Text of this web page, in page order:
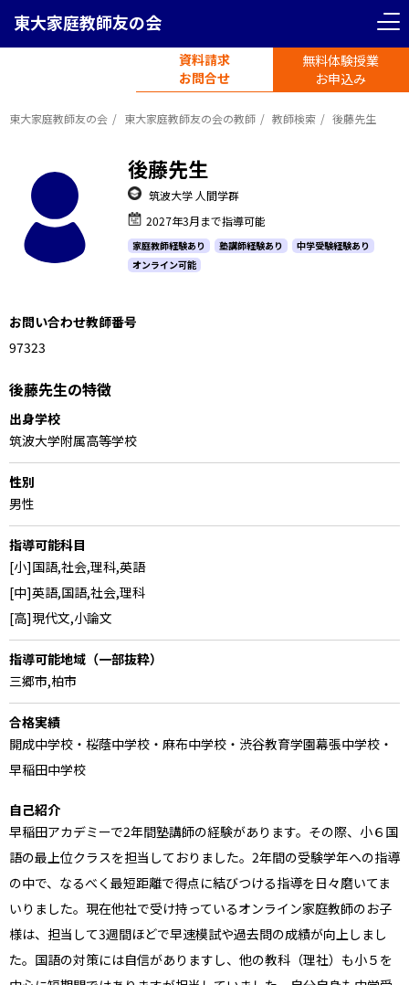
東大家庭教師友の会
資料請求
お問合せ
無料体験授業
お申込み
東大家庭教師友の会 東大家庭教師友の会の教師 教師検索 後藤先生
後藤先生
筑波大学 人間学群
2027年3月まで指導可能
家庭教師経験あり 塾講師経験あり
中学受験経験あり
オンライン可能
お問い合わせ教師番号
987323
後藤先生の特徴
出身学校
筑波大学附属高等学校
性別
男性
指導可能科目
[小]国語,社会,理科,英語
[中]英語,国語,社会,理科
[高]現代文,小論文
指導可能地域（一部抜粋）
三郷市,柏市
合格実績
開成中学校・桜蔭中学校・麻布中学校・渋谷教育学園幕張中学校・
早稲田中学校
自己紹介
早稲田アカデミーで2年間塾講師の経験があります。その際、小６国
語の最上位クラスを担当しておりました。2年間の受験学年への指導
の中で、なるべく最短距離で得点に結びつける指導を日々磨いてま
いりました。現在他社で受け持っているオンライン家庭教師のお子
様は、担当して3週間ほどで早速模試や過去問の成績が向上しまし
た。国語の対策には自信がありますし、他の教科（理社）も小５を